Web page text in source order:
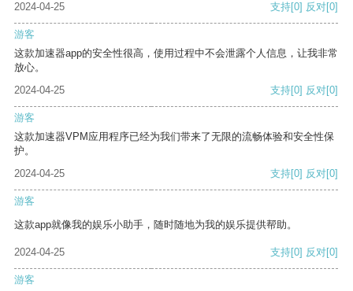
2024-04-25 支持[0] 反对[0]
游客
这款加速器app的安全性很高，使用过程中不会泄露个人信息，让我非常
放心。
2024-04-25
支持[0] 反对[0]
游客
这款加速器VPM应用程序已经为我们带来了无限的流畅体验和安全性保
护。
2024-04-25
支持[0] 反对[0]
游客
这款app就像我的娱乐小助手，随时随地为我的娱乐提供帮助。
2024-04-25 支持[0] 反对[0]
游客